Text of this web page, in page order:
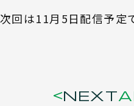
次回は11月5日配信予
NEXT